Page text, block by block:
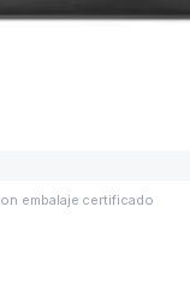
embalaje certificado